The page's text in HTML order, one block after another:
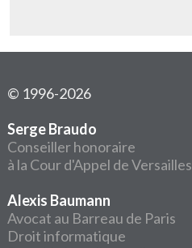
© 1996-2026
Serge Braudo
Conseiller honoraire
à la Cour d'Appel de Versailles
Alexis Baumann
Avocat au Barreau de Paris
Droit informatique